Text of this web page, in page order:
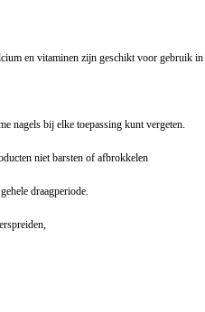
en vitaminen zijn geschikt voor gebruik
nagels bij elke toepassing kunt vergeten.
niet barsten of afbrokkelen
draagperiode.